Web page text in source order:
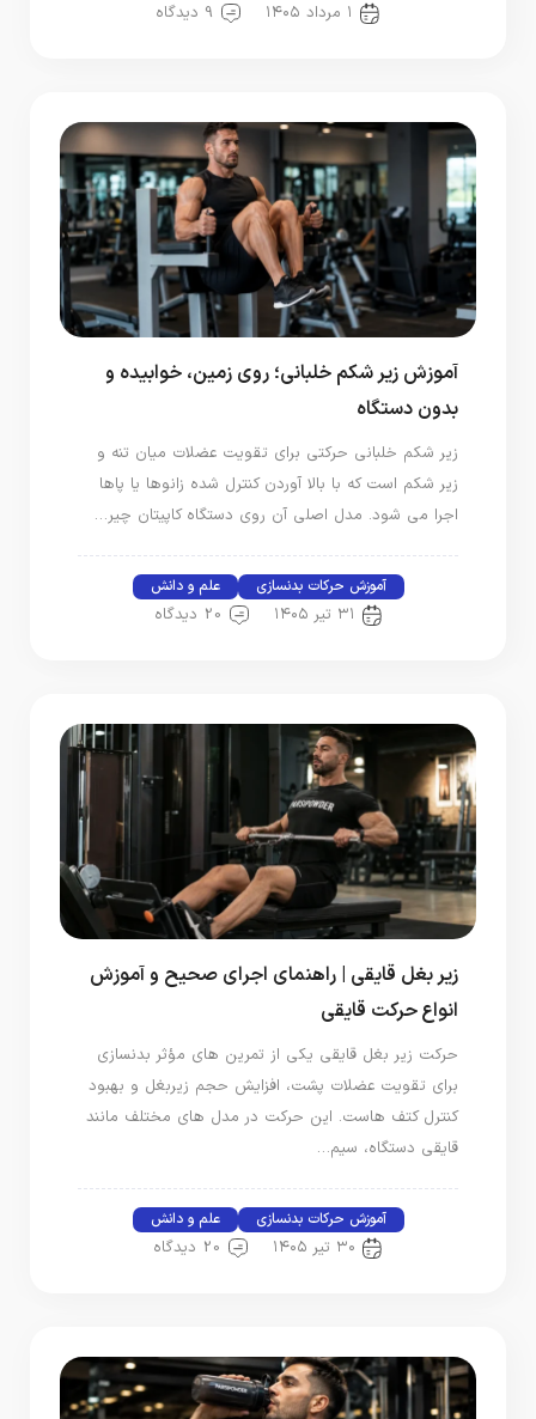
۱ مرداد ۱۴۰۵ 9 دیدگاه
آموزش زیر شکم خلبانی؛ روی زمین، خوابیده و
بدون دستگاه
زیر شکم خلبانی حرکتی برای تقویت عضلات میان تنه و
زیر شکم است که با بالا آوردن کنترل‌ شده زانوها یا پاها
اجرا می‌ شود. مدل اصلی آن روی دستگاه کاپیتان‌ چیر…
آموزش حرکات بدنسازی علم و دانش
۳۱ تیر ۱۴۰۵ 20 دیدگاه
زیر بغل قایقی | راهنمای اجرای صحیح و آموزش
انواع حرکت قایقی
حرکت زیر بغل قایقی یکی از تمرین‌ های مؤثر بدنسازی
برای تقویت عضلات پشت، افزایش حجم زیربغل و بهبود
کنترل کتف‌ هاست. این حرکت در مدل‌ های مختلف مانند
قایقی دستگاه، سیم‌…
آموزش حرکات بدنسازی علم و دانش
۳۰ تیر ۱۴۰۵ 20 دیدگاه